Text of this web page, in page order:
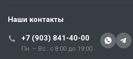
Наши контакты
+7 (903) 841-40-00
Пн. – Вс.: с 8:00 до 19:00